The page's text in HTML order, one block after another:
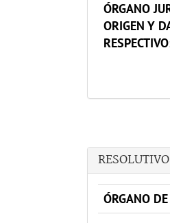
ÓRGANO
ORIGEN Y
ÓRGANO